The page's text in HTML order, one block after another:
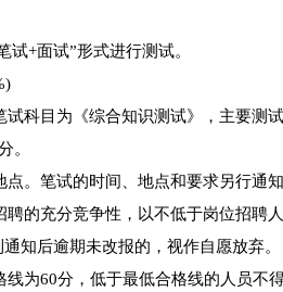
试+面试”形式进行测试。
试科目为《综合知识测试》，主要测
。
点。笔试的时间、地点和要求另行通知
聘的充分竞争性，以不低于岗位招聘
知后逾期未改报的，视作自愿放弃。
线为60分，低于最低合格线的人员不